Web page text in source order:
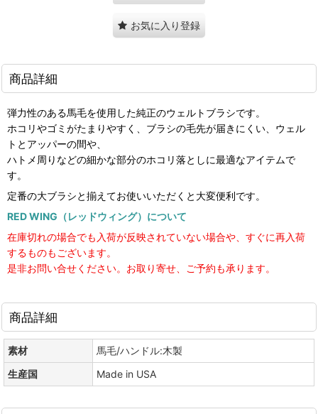
お気に入り登録
商品詳細
弾力性のある馬毛を使用した純正のウェルトブラシです。
ホコリやゴミがたまりやすく、ブラシの毛先が届きにくい、ウェル
トとアッパーの間や、
ハトメ周りなどの細かな部分のホコリ落としに最適なアイテムで
す。
定番の大ブラシと揃えてお使いいただくと大変便利です。
RED WING（レッドウィング）について
在庫切れの場合でも入荷が反映されていない場合や、すぐに再入荷
するものもございます。
是非お問い合せください。お取り寄せ、ご予約も承ります。
商品詳細
素材
馬毛/ハンドル:木製
生産国
Made in USA